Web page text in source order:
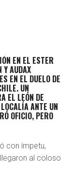
EN EL ESTER
YAUDAX
EN EL DUELO DE
. UN
EL LEÓN DE
ANTE UN
OFICIO, PERO
con ímpetu,
al coloso